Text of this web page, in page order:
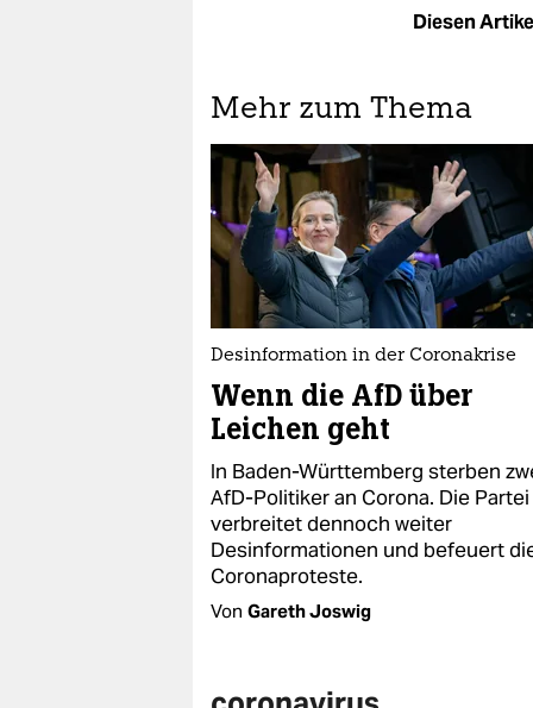
Diesen
Mehr zum Thema
Desinformation in der Coronakrise
Wenn die AfD über
Leichen geht
In Baden-Württemberg sterben
AfD-Politiker an Corona. Die Partei
verbreitet dennoch weiter
Desinformationen und befeuert
Coronaproteste.
Von Gareth Joswig